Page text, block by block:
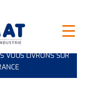
VOUS LIVRONS SUR